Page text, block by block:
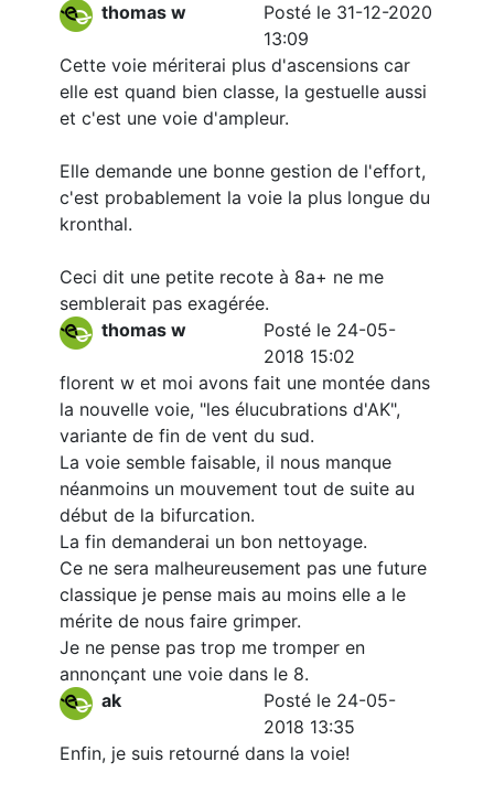
thomas w
Posté le 31-12-2020
13:09
Cette voie mériterai plus d'ascensions car
elle est quand bien classe, la gestuelle aussi
et c'est une voie d'ampleur.
Elle demande une bonne gestion de l'effort,
c'est probablement la voie la plus longue du
kronthal.
Ceci dit une petite recote à 8a+ ne me
semblerait pas exagérée.
thomas w
Posté le 24-05-
2018 15:02
florent w et moi avons fait une montée dans
la nouvelle voie, "les élucubrations d'AK",
variante de fin de vent du sud.
La voie semble faisable, il nous manque
néanmoins un mouvement tout de suite au
début de la bifurcation.
La fin demanderai un bon nettoyage.
Ce ne sera malheureusement pas une future
classique je pense mais au moins elle a le
mérite de nous faire grimper.
Je ne pense pas trop me tromper en
annonçant une voie dans le 8.
ak
Posté le 24-05-
2018 13:35
Enfin, je suis retourné dans la voie!